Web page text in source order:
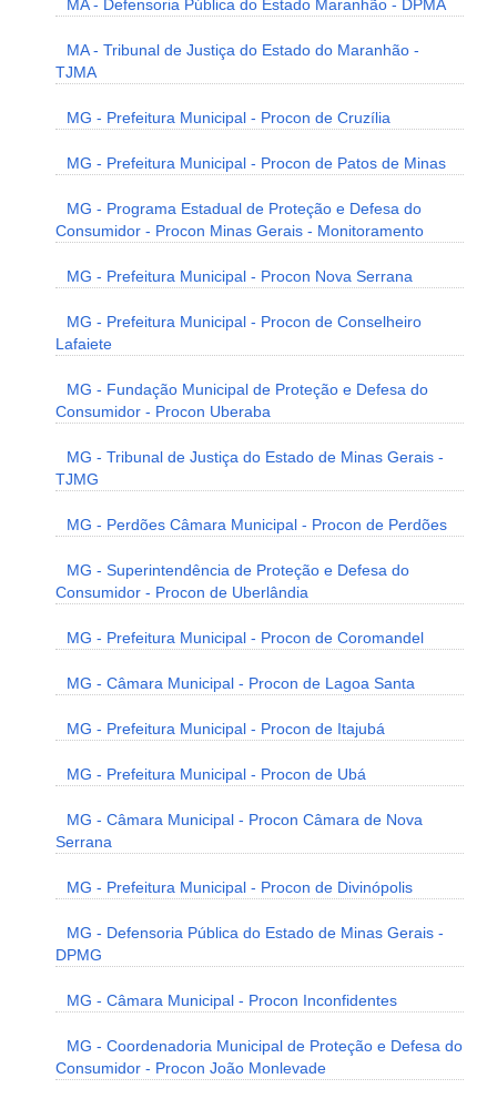
MA - Defensoria Pública do Estado Maranhão - DPMA
MA - Tribunal de Justiça do Estado do Maranhão -
TJMA
MG - Prefeitura Municipal - Procon de Cruzília
MG - Prefeitura Municipal - Procon de Patos de Minas
MG - Programa Estadual de Proteção e Defesa do
Consumidor - Procon Minas Gerais - Monitoramento
MG - Prefeitura Municipal - Procon Nova Serrana
MG - Prefeitura Municipal - Procon de Conselheiro
Lafaiete
MG - Fundação Municipal de Proteção e Defesa do
Consumidor - Procon Uberaba
MG - Tribunal de Justiça do Estado de Minas Gerais -
TJMG
MG - Perdões Câmara Municipal - Procon de Perdões
MG - Superintendência de Proteção e Defesa do
Consumidor - Procon de Uberlândia
MG - Prefeitura Municipal - Procon de Coromandel
MG - Câmara Municipal - Procon de Lagoa Santa
MG - Prefeitura Municipal - Procon de Itajubá
MG - Prefeitura Municipal - Procon de Ubá
MG - Câmara Municipal - Procon Câmara de Nova
Serrana
MG - Prefeitura Municipal - Procon de Divinópolis
MG - Defensoria Pública do Estado de Minas Gerais -
DPMG
MG - Câmara Municipal - Procon Inconfidentes
MG - Coordenadoria Municipal de Proteção e Defesa do
Consumidor - Procon João Monlevade